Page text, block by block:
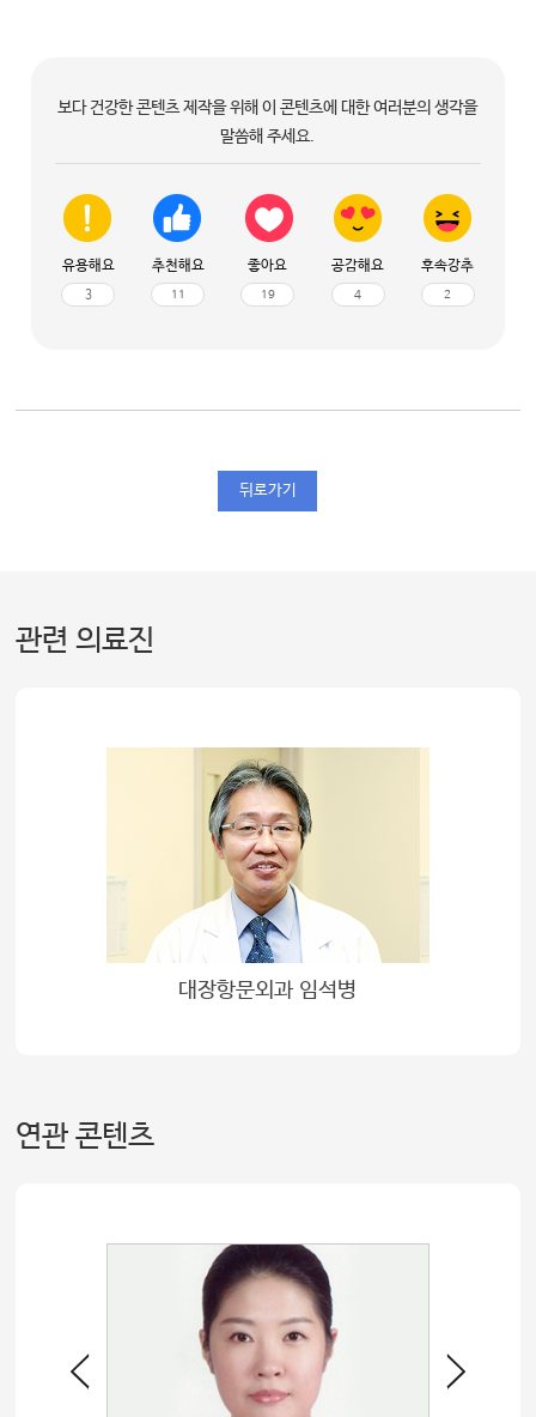
보다 건강한 콘텐츠 제작을 위해 이 콘텐츠에 대한 여러분의 생각을
말씀해 주세요.
유용해요
3
추천해요
11
좋아요
19
공감해요
4
후속강추
2
뒤로가기
관련 의료진
대장항문외과 임석병
연관 콘텐츠